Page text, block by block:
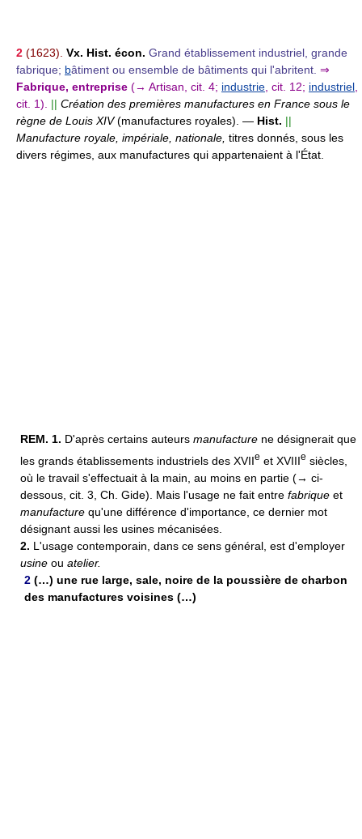
2 (1623). Vx. Hist. écon. Grand établissement industriel, grande
fabrique; bâtiment ou ensemble de bâtiments qui l'abritent. ⇒
Fabrique, entreprise (→ Artisan, cit. 4; industrie , cit. 12; industriel
cit. 1).
|| Création des premières manufactures en France sous le
règne de Louis XIV(manufactures royales). — Hist. ||
Manufacture royale, impériale, nationale, titres donnés, sous les
divers régimes, aux manufactures qui appartenaient à l'État.
REM. 1. D'après certains auteurs manufacture ne désignerait que
les grands établissements industriels des XVIIe et XVIIIe siècles,
où le travail s'effectuait à la main, au moins en partie (→ ci-
dessous, cit. 3, Ch. Gide). Mais l'usage ne fait entre fabrique et
manufacture qu'une différence d'importance, ce dernier mot
désignant aussi les usines mécanisées.
2. L'usage contemporain, dans ce sens général, est d'employer
usine ou atelier.
2 (…) une rue large, sale, noire de la poussière de charbon
des manufactures voisines (…)